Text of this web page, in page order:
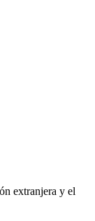
extranjera y el